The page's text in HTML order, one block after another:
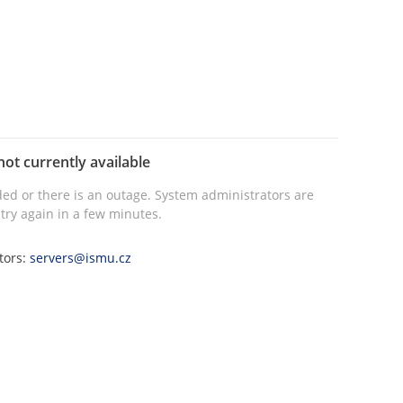
currently available
or there is an outage. System administrators are
again in a few minutes.
servers@ismu.cz